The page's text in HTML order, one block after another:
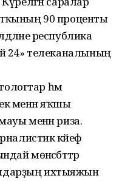
90 проценты
республика
24» телеканалының
һәм
менән яҡшы
менән риза.
кәйеф
мөнәсәбәттәр
ихтыяжын